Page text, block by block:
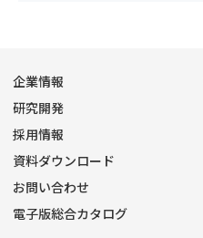
企業情報
研究開発
採用情報
資料ダウンロード
お問い合わせ
電子版総合カタログ